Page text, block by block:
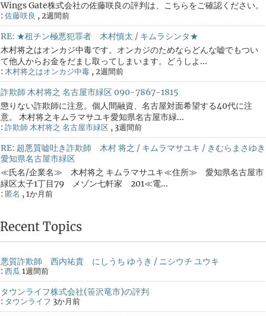
Wings Gate株式会社の佐藤咲良の評判は、こちらをご確認ください。
: 佐藤咲良 ,2週間前
RE: ★租チン極悪犯罪者 木村慎太 / キムラシンタ★
木村将之はオンカジ中毒です。オンカジのためならどんな嘘でもつい
て他人からお金をだまし取ってしまいます。どうしよ...
: 木村将之はオンカジ中毒 ,2週間前
詐欺師 木村将之 名古屋市緑区 090-7867-1815
懲りない詐欺師に注意。個人間融資、名古屋対面希望する40代に注
意。 木村将之キムラマサユキ愛知県名古屋市緑...
: 詐欺師 木村将之 名古屋市緑区 , 3週間前
RE: 超悪質嘘吐き詐欺師 木村 将之 / キムラマサユキ / きむらまさゆき
愛知県名古屋市緑区
≪氏名/企業名≫ 木村将之 キムラマサユキ≪住所≫ 愛知県名古屋市
緑区太子1丁目79 メゾン七軒家 201≪電...
: 匿名 ,1か月前
Recent Topics
悪質詐欺師 西内祐貴 にしうち ゆうき / ニシウチ ユウキ
: 西瓜 1週間前
タウンライフ株式会社(笹沢竜市)の評判
: タウンライフ 3か月前